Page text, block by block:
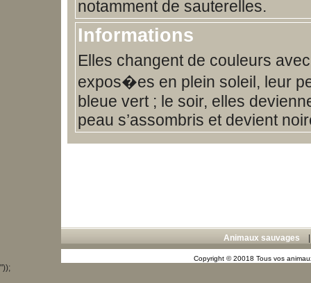
notamment de sauterelles.
Informations
Elles changent de couleurs
expos�es en plein soleil, leur
bleue vert ; le soir, elles
peau s’assombris et devient
Animaux sauvages
Copyright © 20018 Tous vos
"));